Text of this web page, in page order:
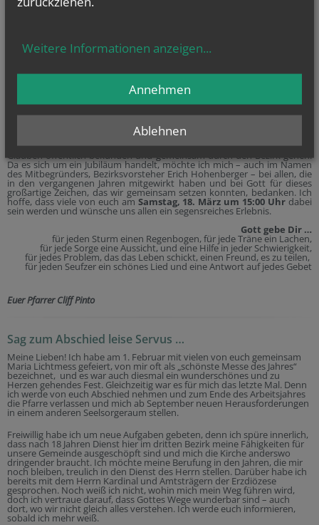
Tatsache, dass wir ab September nicht mehr gemeinsam unterwegs sein
Ich habe pünktlich am Aschermittwoch meine Resignation als Pfarrer
von Maria-Drei-Kirchen an den Kardinal geschickt. Da ich noch keine
ist es heute zu früh, darüber zu informieren. Ebenso weiß ich noch nicht,
schönen Tradition gewordenerLandstraßer Straßenkreuzweg, den
wir heuer zum 15. Mal durchführen werden. Ich freue mich schon sehr
auf diese friedliche Zusammen-kunft von unseren eigenen und der
Pfarre nahestehenden Gruppen, die einen Nachmittag lang ihren
Glauben öffentlich bekunden und gemeinsam durch den Bezirk gehen.
Da es sich um ein Jubiläum handelt, möchte ich mich – auch im Namen
des Mitbegründers, Bezirksvorsteher Erich Hohenberger – bei allen, die
in den vergangenen Jahren mitgewirkt haben und bei Gott für dieses
großartige Zeichen, das wir gemeinsam setzen konnten, bedanken. Ich
hoffe, dass viele von euch am Samstag, 18. März um 15:00 Uhr dabei
sein werden und wünsche uns allen ein segensreiches Erlebnis.
Gott gebe Dir …
für jeden Sturm einen Regenbogen, für jede Träne ein Lachen,
für jede Sorge eine Aussicht, und eine Hilfe in jeder Schwierigkeit,
für jedes Problem, das das Leben schickt, einen Freund, es zu teilen,
für jeden Seufzer ein schönes Lied und eine Antwort auf jedes Gebet
Euer Pfarrer Cliff Pinto
Sag zum Abschied leise Servus …
Meine Lieben! Ich habe am 1. Februar mit vielen von euch gemeinsam
Maria Lichtmess gefeiert, von mir oft als „schönste Messe des Jahres“
bezeichnet, und es war auch diesmal ein wunderschönes und zu
Herzen gehendes Fest. Gleichzeitig war es für mich das letzte Mal. Denn
ich werde von euch Abschied nehmen und zum Ende des Arbeitsjahres
die Pfarre verlassen und mich ab September neuen Herausforderungen
in einem anderen Seelsorgeraum stellen.
Freiwillig habe ich um neue Aufgaben gebeten, denn ich spüre innerlich,
dass nach 18 Jahren Dienst hier im dritten Bezirk meine Fähigkeiten für
unsere Gemeinde ausgeschöpft sind und mich die Kirche anderswo
dringender braucht. Ich möchte meine Berufung in den Jahren, die mir
noch bleiben, treulich in den Dienst des Herrn stellen. Darüber habe ich
bereits mit dem Herrn Kardinal und Amtsträgern der Erzdiözese
gesprochen. Noch weiß ich nicht, wohin mich mein Weg führen wird,
doch ich vertraue darauf, dass Gottes Wege wunderbar sind – auch
dort, wo wir nicht gleich alles verstehen. Ich werde euch informieren,
sobald ich mehr weiß.
Weitere Informationen anzeigen...
Ablehnen
Annehmen